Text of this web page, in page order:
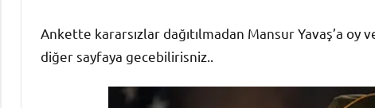
Ankette kararsızlar dağıtılmadan Mansur Yavaş’a
diğer sayfaya gecebilirisniz..